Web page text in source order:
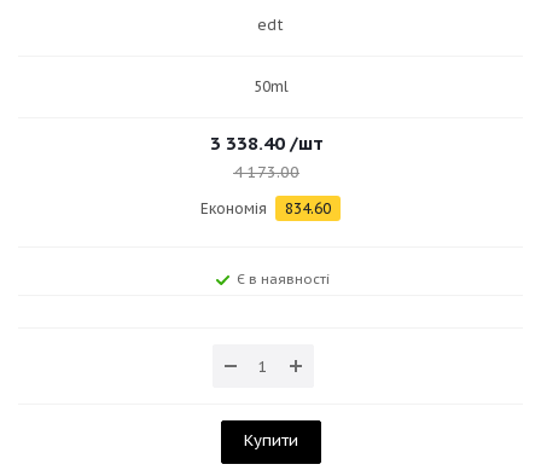
edt
50ml
3 338.40 /шт
4 173.00
Економія 834.60
Є в наявності
Купити